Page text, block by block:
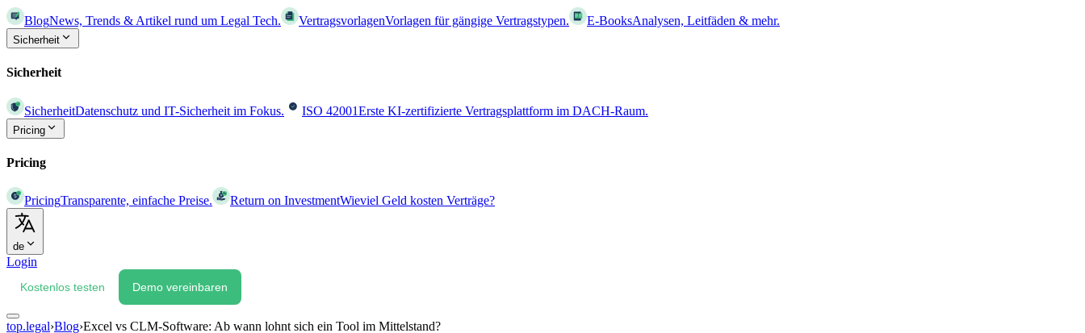
BlogNews, Trends & Artikel rund um Legal Tech. VertragsvorlagenVorlagen für gängige Vertragstypen. E-BooksAnalysen, Leitfäden & mehr.
Sicherheit
Sicherheit
SicherheitDatenschutz und IT-Sicherheit im Fokus. ISO 42001Erste KI-zertifizierte Vertragsplattform im DACH-Raum.
Pricing
Pricing
PricingTransparente, einfache Preise. Return on InvestmentWieviel Geld kosten Verträge?
de
Login
Kostenlos testen Demo vereinbaren
top.legal›Blog›Excel vs CLM-Software: Ab wann lohnt sich ein Tool im Mittelstand?